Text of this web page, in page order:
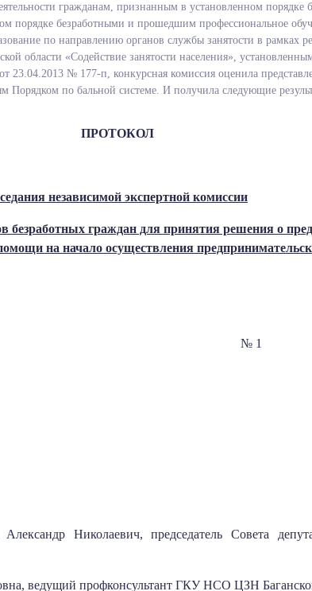
гражданам, признанным в установленном порядке
порядке безработными и прошедшим профессиональное
по направлению органов службы занятости в рамках
области «Содействие занятости населения»,
23.04.2013 № 177-п, конкурсная комиссия оценила
Порядком по бальной системе. И получила следующие
ПРОТОКОЛ
независимой экспертной комиссии
безработных граждан для принятия решения о
на начало осуществления
года № 1
Николаевич, председатель Совета
ведущий профконсультант ГКУ НСО ЦЗН